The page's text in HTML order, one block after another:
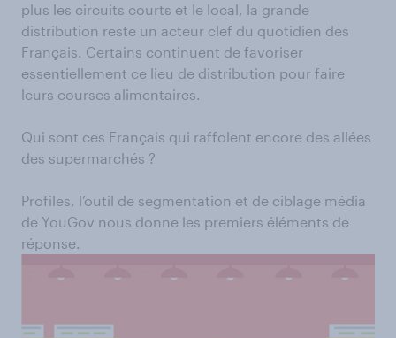
plus les circuits courts et le local, la grande
distribution reste un acteur clef du quotidien des
Français. Certains continuent de favoriser
essentiellement ce lieu de distribution pour faire
leurs courses alimentaires.
Qui sont ces Français qui raffolent encore des allées
des supermarchés ?
Profiles, l’outil de segmentation et de ciblage média
de YouGov nous donne les premiers éléments de
réponse.